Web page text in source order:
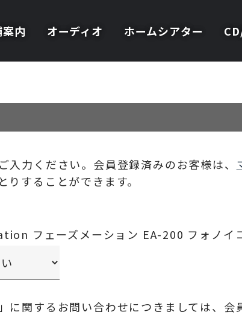
内 オーディオ ホームシアター
入力ください。会員登録済みのお客様は、
りすることができます。
フェーズメーション EA-200 フォノイ
に関するお問い合わせにつきましては、会